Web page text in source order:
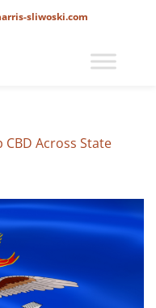
sliwoski.com
CBD Across State